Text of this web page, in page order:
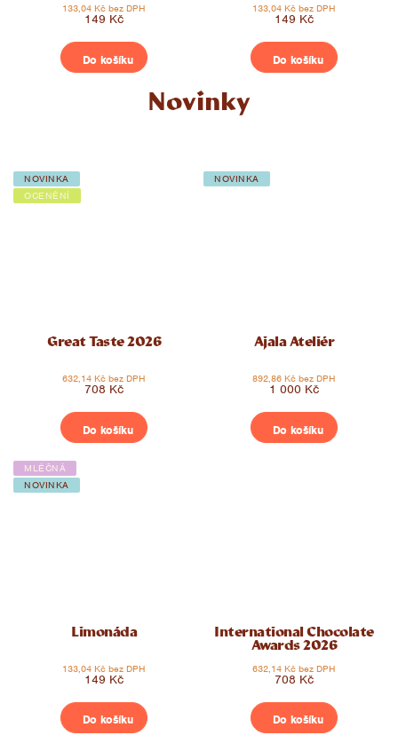
133,04 Kč bez DPH
149 Kč
Do košíku
133,04 Kč bez DPH
149 Kč
Do košíku
Novinky
NOVINKA
OCENĚNÍ
Great Taste 2026
632,14 Kč bez DPH
708 Kč
Do košíku
NOVINKA
Ajala Ateliér
892,86 Kč bez DPH
1 000 Kč
Do košíku
MLÉČNÁ
NOVINKA
Limonáda
133,04 Kč bez DPH
149 Kč
Do košíku
International Chocolate
Awards 2026
632,14 Kč bez DPH
708 Kč
Do košíku